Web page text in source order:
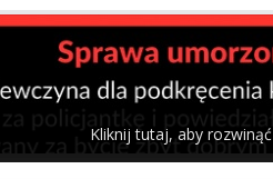
Kliknij tutaj, aby rozwinąć